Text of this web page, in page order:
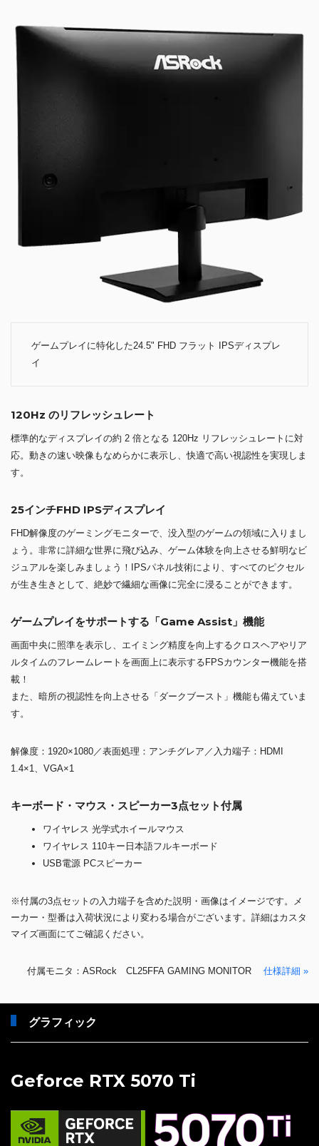
ゲームプレイに特化した24.5" FHD フラット IPSディスプレ
イ
120Hz のリフレッシュレート
標準的なディスプレイの約 2 倍となる 120Hz リフレッシュレートに対
応。動きの速い映像もなめらかに表示し、快適で高い視認性を実現しま
す。
25インチFHD IPSディスプレイ
FHD解像度のゲーミングモニターで、没入型のゲームの領域に入りまし
ょう。非常に詳細な世界に飛び込み、ゲーム体験を向上させる鮮明なビ
ジュアルを楽しみましょう！IPSパネル技術により、すべてのピクセル
が生き生きとして、絶妙で繊細な画像に完全に浸ることができます。
ゲームプレイをサポートする「Game Assist」機能
画面中央に照準を表示し、エイミング精度を向上するクロスヘアやリア
ルタイムのフレームレートを画面上に表示するFPSカウンター機能を搭
載！
また、暗所の視認性を向上させる「ダークブースト」機能も備えていま
す。
解像度：1920×1080／表面処理：アンチグレア／入力端子：HDMI
1.4×1、VGA×1
キーボード・マウス・スピーカー3点セット付属
ワイヤレス 光学式ホイールマウス
ワイヤレス 110キー日本語フルキーボード
USB電源 PCスピーカー
※付属の3点セットの入力端子を含めた説明・画像はイメージです。メ
ーカー・型番は入荷状況により変わる場合がございます。詳細はカスタ
マイズ画面にてご確認ください。
付属モニタ：ASRock CL25FFA GAMING MONITOR 仕様詳細 »
グラフィック
Geforce RTX 5070 Ti